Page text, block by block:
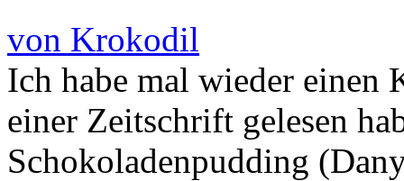
von Krokodil
Ich habe mal wieder einen
einer Zeitschrift gelesen
Schokoladenpudding